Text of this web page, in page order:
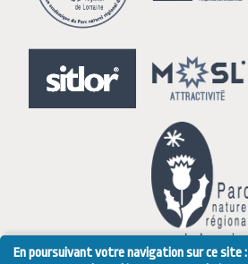
En poursuivant votre navigation sur ce site :